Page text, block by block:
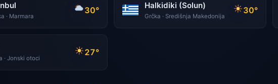
· Marmara
30° Halkidiki (Solun)
Grčka · Središnja Makedonija
30°
· Jonski otoci
27°